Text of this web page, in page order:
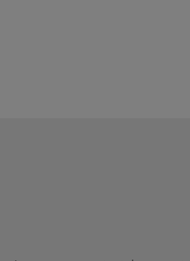
entre tubo y puertos roscados—